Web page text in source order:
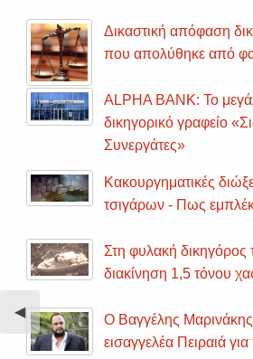
Previous
Slide
◀︎
Δικαστική απόφαση
που απολύθηκε από
ALPHA BANK: Το
δικηγορικό γραφείο
Συνεργάτες»
Κακουργηματικές
τσιγάρων - Πως
Στη φυλακή δικηγόρος
διακίνηση 1,5 τόνου
Ο Βαγγέλης Μαρινάκης
εισαγγελέα Πειραιά